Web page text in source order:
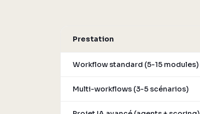
Prestation
Workflow standard (5-15 modules)
Multi-workflows (3-5 scénarios)